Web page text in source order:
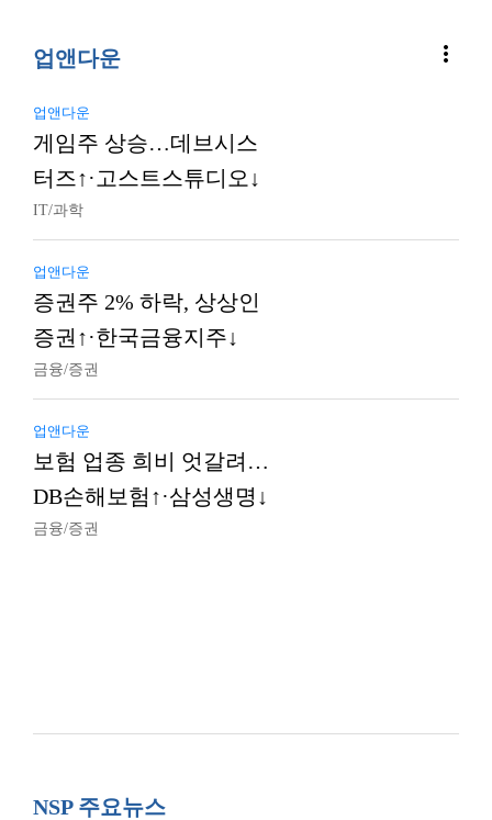
업앤다운 more_vert
업앤다운
게임주 상승…데브시스
터즈↑·고스트스튜디오↓
IT/과학
업앤다운
증권주 2% 하락, 상상인
증권↑·한국금융지주↓
금융/증권
업앤다운
보험 업종 희비 엇갈려…
DB손해보험↑·삼성생명↓
금융/증권
NSP 주요뉴스